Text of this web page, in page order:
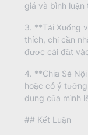
giá và bình
3. **Tải Xuống
thích, chỉ cần
được cài đặt
4. **Chia Sẻ
hoặc có ý
dung của mình
## Kết Luận